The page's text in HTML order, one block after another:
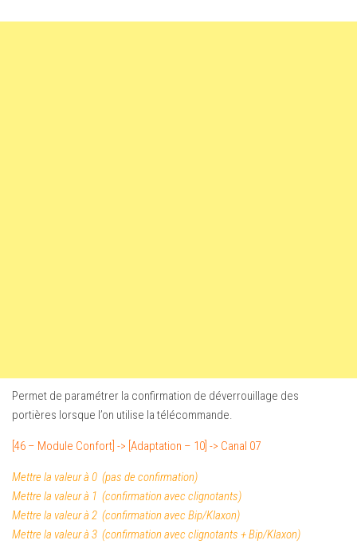
Permet de paramétrer la confirmation de déverrouillage des
portières lorsque l’on utilise la télécommande.
[46 – Module Confort] -> [Adaptation – 10] -> Canal 07
Mettre la valeur à 0 (pas de confirmation)
Mettre la valeur à 1 (confirmation avec clignotants)
Mettre la valeur à 2 (confirmation avec Bip/Klaxon)
Mettre la valeur à 3 (confirmation avec clignotants + Bip/Klaxon)